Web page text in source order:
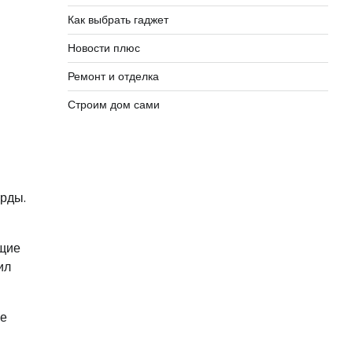
Как выбрать гаджет
Новости плюс
Ремонт и отделка
Строим дом сами